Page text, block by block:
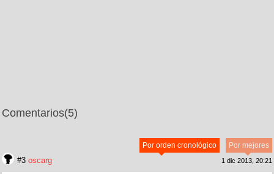
Comentarios(5)
Por mejores
Por orden cronológico
#3 oscarg 1 dic 2013, 20:21